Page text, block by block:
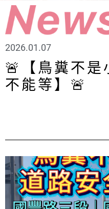
2026.01.07
🚨【鳥糞不是
不能等】🚨